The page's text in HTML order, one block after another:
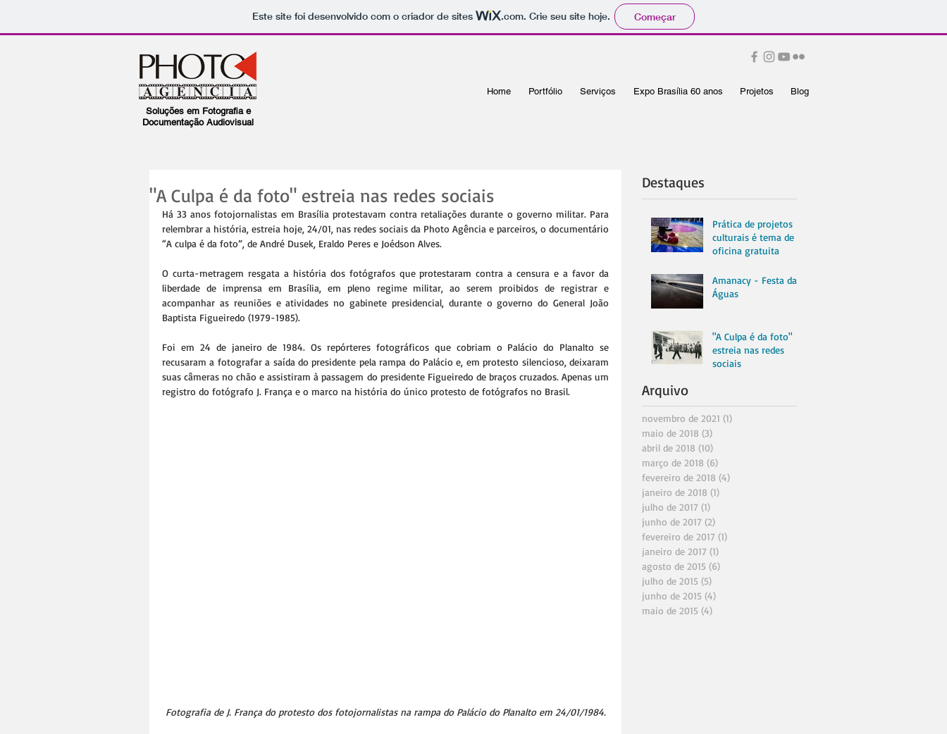
Este site foi desenvolvido com o criador de sites .com. Crie seu site hoje. Começar
Home Portfólio Serviços Expo Brasília 60 anos Projetos
Blog
Soluções em Fotografia e
Documentação Audiovisual
"A Culpa é da foto" estreia nas redes sociais
Há 33 anos fotojornalistas em Brasília protestavam contra retaliações durante o governo militar. Para
relembrar a história, estreia hoje, 24/01, nas redes sociais da Photo Agência e parceiros, o documentário
“A culpa é da foto”, de André Dusek, Eraldo Peres e Joédson Alves.
O curta-metragem resgata a história dos fotógrafos que protestaram contra a censura e a favor da
liberdade de imprensa em Brasília, em pleno regime militar, ao serem proibidos de registrar e
acompanhar as reuniões e atividades no gabinete presidencial, durante o governo do General João
Baptista Figueiredo (1979-1985).
Foi em 24 de janeiro de 1984. Os repórteres fotográficos que cobriam o Palácio do Planalto se
recusaram a fotografar a saída do presidente pela rampa do Palácio e, em protesto silencioso, deixaram
suas câmeras no chão e assistiram à passagem do presidente Figueiredo de braços cruzados. Apenas um
registro do fotógrafo J. França e o marco na história do único protesto de fotógrafos no Brasil.
Fotografia de J. França do protesto dos fotojornalistas na rampa do Palácio do Planalto em 24/01/1984.
Destaques
Prática de projetos
culturais é tema de
oficina gratuita
Amanacy - Festa das
Águas
"A Culpa é da foto"
estreia nas redes
sociais
Arquivo
novembro de 2021 (1)
maio de 2018 (3)
abril de 2018 (10)
março de 2018 (6)
fevereiro de 2018 (4)
janeiro de 2018 (1)
julho de 2017 (1)
junho de 2017 (2)
fevereiro de 2017 (1)
janeiro de 2017 (1)
agosto de 2015 (6)
julho de 2015 (5)
junho de 2015 (4)
maio de 2015 (4)